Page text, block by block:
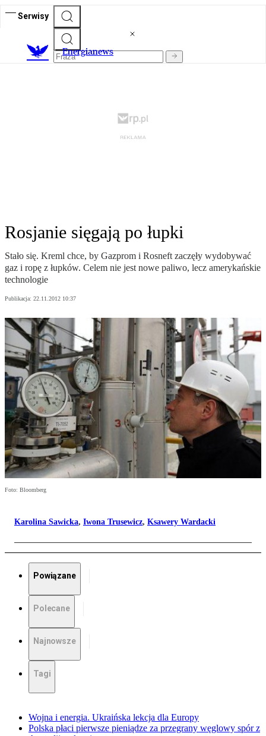
Serwisy
Energianews
Rosjanie sięgają po łupki
Stało się. Kreml chce, by Gazprom i Rosneft zaczęły wydobywać
gaz i ropę z łupków. Celem nie jest nowe paliwo, lecz amerykańskie
technologie
Publikacja: 22.11.2012 10:37
Foto: Bloomberg
Karolina Sawicka, Iwona Trusewicz, Ksawery Wardacki
Powiązane
Polecane
Najnowsze
Tagi
Wojna i energia. Ukraińska lekcja dla Europy
Polska płaci pierwsze pieniądze za przegrany węglowy spór z